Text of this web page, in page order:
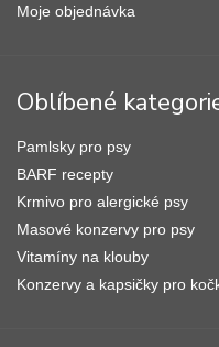
Moje objednávka
Oblíbené
Pamlsky pro psy
BARF recepty
Krmivo pro alergické psy
Masové konzervy pro psy
Vitamíny na klouby
Konzervy a kapsičky pro